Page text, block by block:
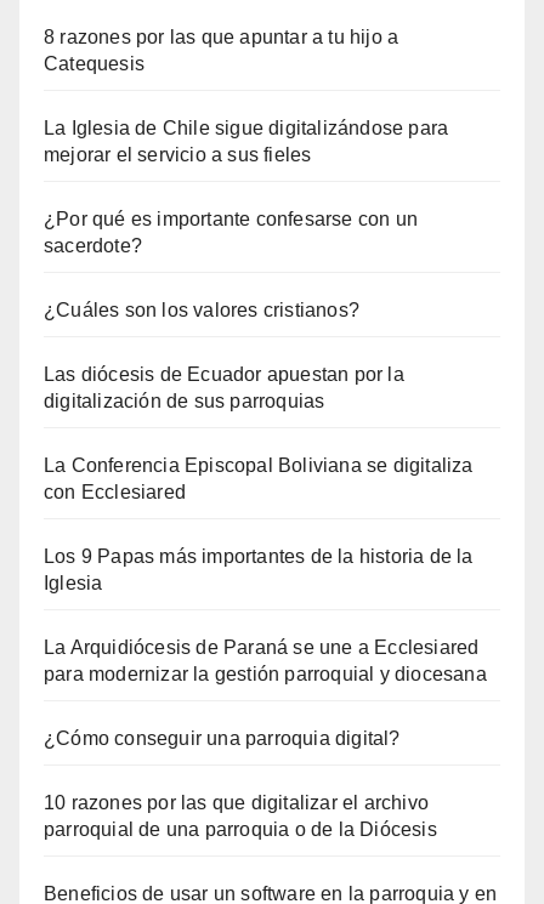
8 razones por las que apuntar a tu hijo a
Catequesis
La Iglesia de Chile sigue digitalizándose para
mejorar el servicio a sus fieles
¿Por qué es importante confesarse con un
sacerdote?
¿Cuáles son los valores cristianos?
Las diócesis de Ecuador apuestan por la
digitalización de sus parroquias
La Conferencia Episcopal Boliviana se digitaliza
con Ecclesiared
Los 9 Papas más importantes de la historia de la
Iglesia
La Arquidiócesis de Paraná se une a Ecclesiared
para modernizar la gestión parroquial y diocesana
¿Cómo conseguir una parroquia digital?
10 razones por las que digitalizar el archivo
parroquial de una parroquia o de la Diócesis
Beneficios de usar un software en la parroquia y en